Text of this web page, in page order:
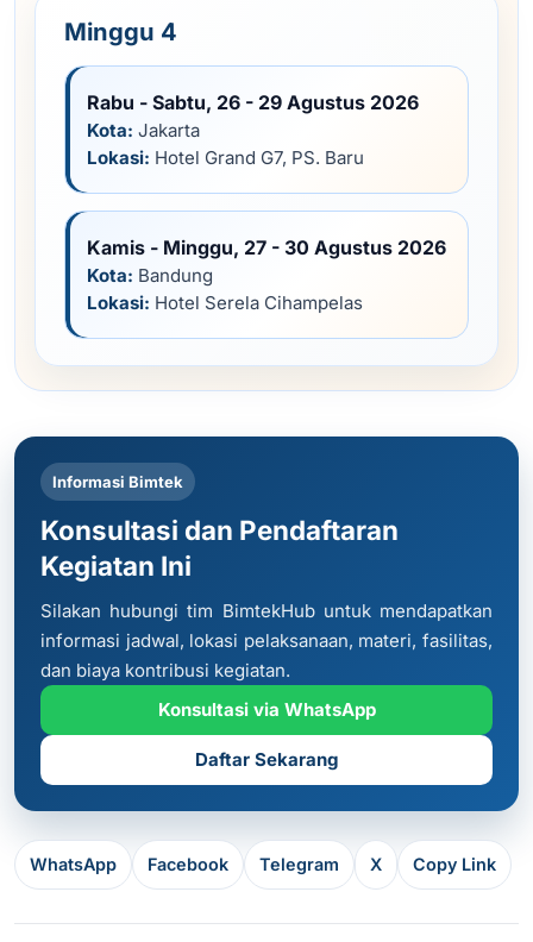
Minggu 4
Rabu - Sabtu, 26 - 29 Agustus 2026
Kota: Jakarta
Lokasi: Hotel Grand G7, PS. Baru
Kamis - Minggu, 27 - 30 Agustus 2026
Kota: Bandung
Lokasi: Hotel Serela Cihampelas
Informasi Bimtek
Konsultasi dan Pendaftaran
Kegiatan Ini
Silakan hubungi tim BimtekHub untuk mendapatkan
informasi jadwal, lokasi pelaksanaan, materi, fasilitas,
dan biaya kontribusi kegiatan.
Konsultasi via WhatsApp
Daftar Sekarang
WhatsApp Facebook Telegram X Copy Link